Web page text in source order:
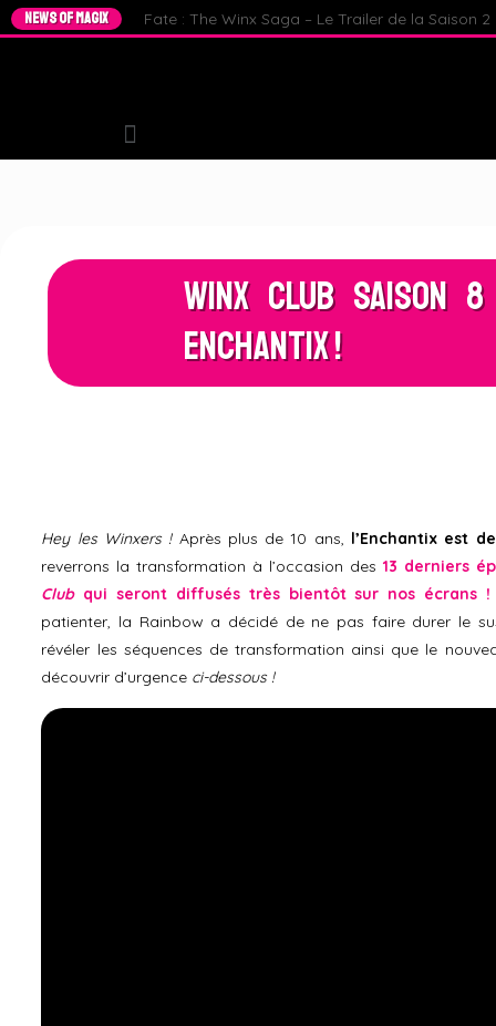
NEWS OF MAGIX Fate : The Winx Saga – Le Trailer de la Saison
Winx Club Saison
Enchantix !
Hey les Winxers !Après plus de 10 ans, l’Enchantix est
reverrons la transformation à l’occasion des 13 derniers
Clubqui seront diffusés très bientôt sur nos écrans !
patienter, la Rainbow a décidé de ne pas faire durer le
révéler les séquences de transformation ainsi que le
découvrir d’urgence ci-dessous !